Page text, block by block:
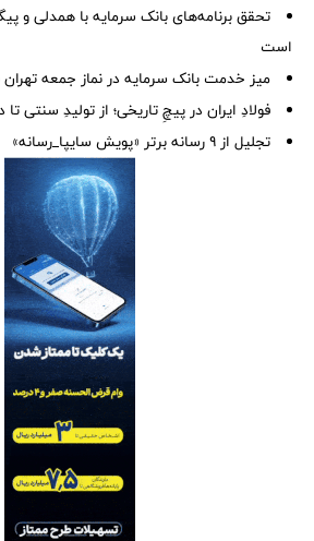
تحقق برنامه‌های بانک سرمایه با همدلی و
است
میز خدمت بانک سرمایه در نماز جمعه تهران
فولادِ ایران در پیچِ تاریخی؛ از تولیدِ سنتی
تجلیل از ۹ رسانه برتر «پویش سایپا_رسانه»